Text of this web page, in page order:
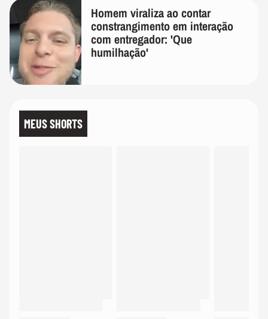
Homem viraliza ao contar
constrangimento em interação
com entregador: 'Que
humilhação'
MEUS SHORTS